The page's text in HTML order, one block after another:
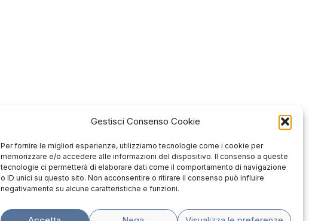
Gestisci Consenso Cookie
Per fornire le migliori esperienze, utilizziamo tecnologie come i cookie per
memorizzare e/o accedere alle informazioni del dispositivo. Il consenso a queste
tecnologie ci permetterà di elaborare dati come il comportamento di navigazione
o ID unici su questo sito. Non acconsentire o ritirare il consenso può influire
negativamente su alcune caratteristiche e funzioni.